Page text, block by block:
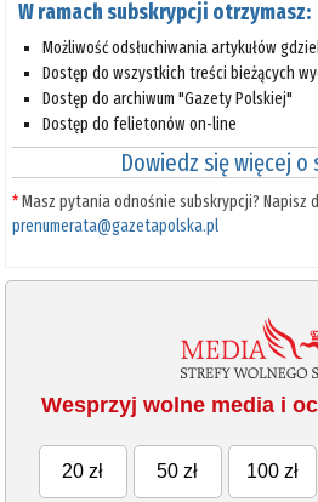
W ramach subskrypcji otrzymasz:
Możliwość odsłuchiwania artykułów
Dostęp do wszystkich treści bieżących
Dostęp do archiwum "Gazety Polskiej"
Dostęp do felietonów on-line
Dowiedz się więcej o
*Masz pytania odnośnie subskrypcji? Napisz
prenumerata@gazetapolska.pl
Wesprzyj wolne media i
20 zł 50 zł 100 zł